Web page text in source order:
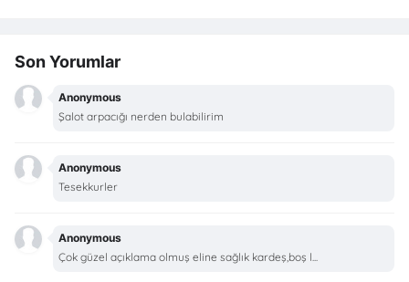
Son Yorumlar
Anonymous
Şalot arpacığı nerden bulabilirim
Anonymous
Tesekkurler
Anonymous
Çok güzel açıklama olmuş eline sağlık kardeş,boş l...